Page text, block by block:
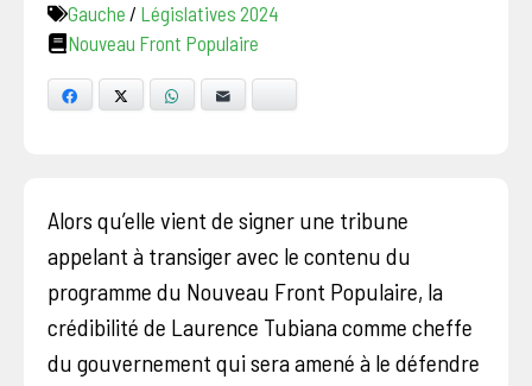
Gauche / Législatives 2024
Nouveau Front Populaire
Facebook WhatsApp
Alors qu’elle vient de signer une tribune
appelant à transiger avec le contenu du
programme du Nouveau Front Populaire, la
crédibilité de Laurence Tubiana comme cheffe
du gouvernement qui sera amené à le défendre